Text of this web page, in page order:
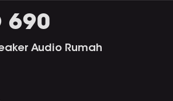
690
Audio Rumah